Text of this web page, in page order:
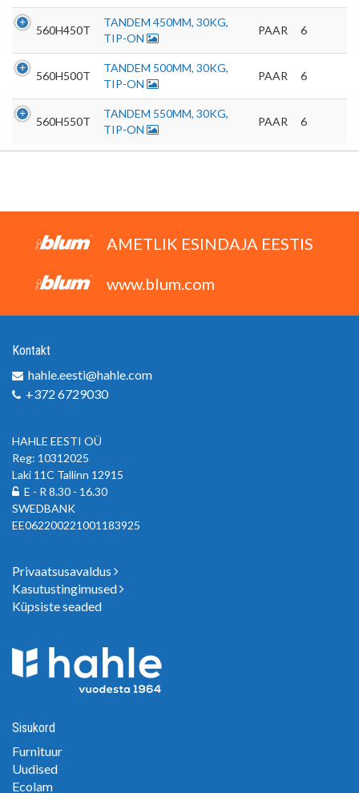
560H450T
TANDEM 450MM, 30KG,
TIP-ON
PAAR 6
560H500T
TANDEM 500MM, 30KG,
TIP-ON
PAAR 6
560H550T
TANDEM 550MM, 30KG,
TIP-ON
PAAR 6
AMETLIK ESINDAJA EESTIS
www.blum.com
Kontakt
hahle.eesti@hahle.com
+372 6729030
HAHLE EESTI OÜ
Reg: 10312025
Laki 11C Tallinn 12915
E - R 8.30 - 16.30
SWEDBANK
EE062200221001183925
Privaatsusavaldus
Kasutustingimused
Küpsiste seaded
Sisukord
Furnituur
Uudised
Ecolam